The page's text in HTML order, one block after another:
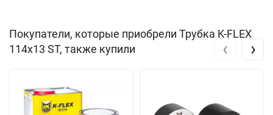
Покупатели, которые приобрели Трубка K-FLEX
114х13 ST, также купили
‹ ›